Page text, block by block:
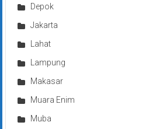
Depok
Jakarta
Lahat
Lampung
Makasar
Muara Enim
Muba